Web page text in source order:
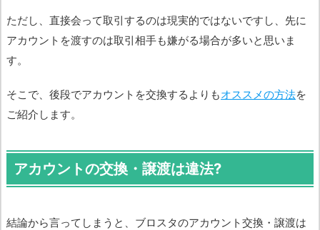
ただし、直接会って取引するのは現実的ではないですし、先に
アカウントを渡すのは取引相手も嫌がる場合が多いと思いま
す。
そこで、後段でアカウントを交換するよりもオススメの方法を
ご紹介します。
アカウントの交換・譲渡は違法?
結論から言ってしまうと、ブロスタのアカウント交換・譲渡は